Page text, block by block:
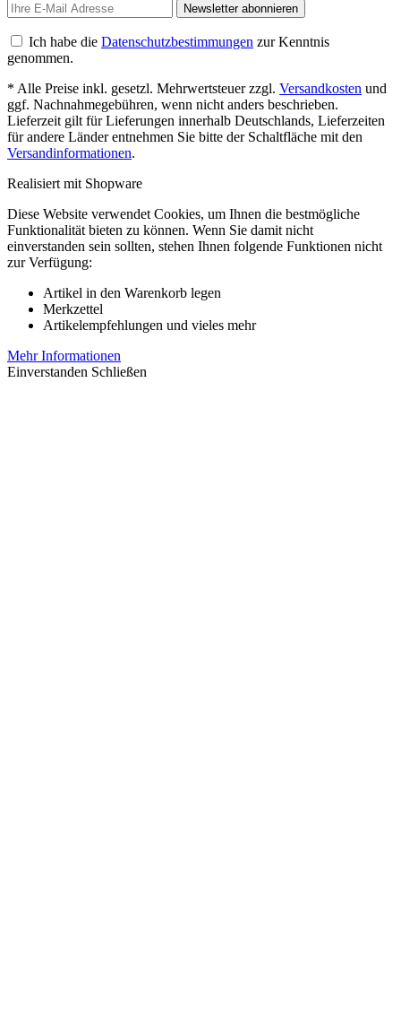
Newsletter abonnieren
Ich habe die Datenschutzbestimmungen zur Kenntnis
genommen.
* Alle Preise inkl. gesetzl. Mehrwertsteuer zzgl. Versandkosten und
ggf. Nachnahmegebühren, wenn nicht anders beschrieben.
Lieferzeit gilt für Lieferungen innerhalb Deutschlands, Lieferzeiten
für andere Länder entnehmen Sie bitte der Schaltfläche mit den
Versandinformationen.
Realisiert mit Shopware
Diese Website verwendet Cookies, um Ihnen die bestmögliche
Funktionalität bieten zu können. Wenn Sie damit nicht
einverstanden sein sollten, stehen Ihnen folgende Funktionen nicht
zur Verfügung:
Artikel in den Warenkorb legen
Merkzettel
Artikelempfehlungen und vieles mehr
Mehr Informationen
Einverstanden Schließen